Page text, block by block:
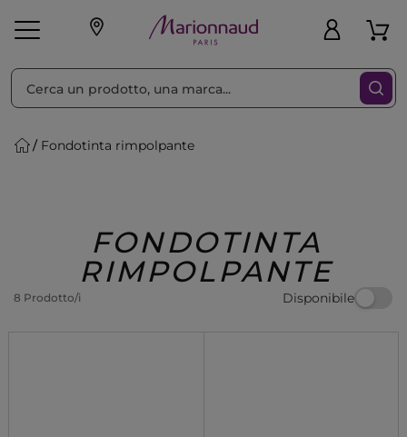
Make-up Profumi
Regalo
Fondotinta rimpolpante
FONDOTINTA
RIMPOLPANTE
8 Prodotto/i Disponibile
Ordina per Filtra